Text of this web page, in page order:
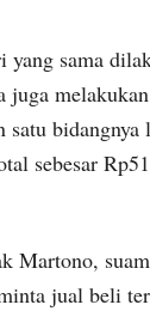
sama
satu
sebesar
Martono,
jual beli